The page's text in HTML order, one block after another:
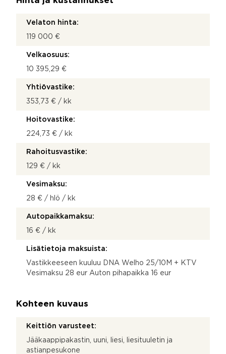
Velaton hinta:
119 000 €
Velkaosuus:
10 395,29 €
Yhtiövastike:
353,73 € / kk
Hoitovastike:
224,73 € / kk
Rahoitusvastike:
129 € / kk
Vesimaksu:
28 € / hlö / kk
Autopaikkamaksu:
16 € / kk
Lisätietoja maksuista:
Vastikkeeseen kuuluu DNA Welho 25/10M + KTV
Vesimaksu 28 eur Auton pihapaikka 16 eur
Kohteen kuvaus
Keittiön varusteet:
Jääkaappipakastin, uuni, liesi, liesituuletin ja
astianpesukone